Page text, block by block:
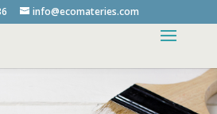
info@ecomateries.com